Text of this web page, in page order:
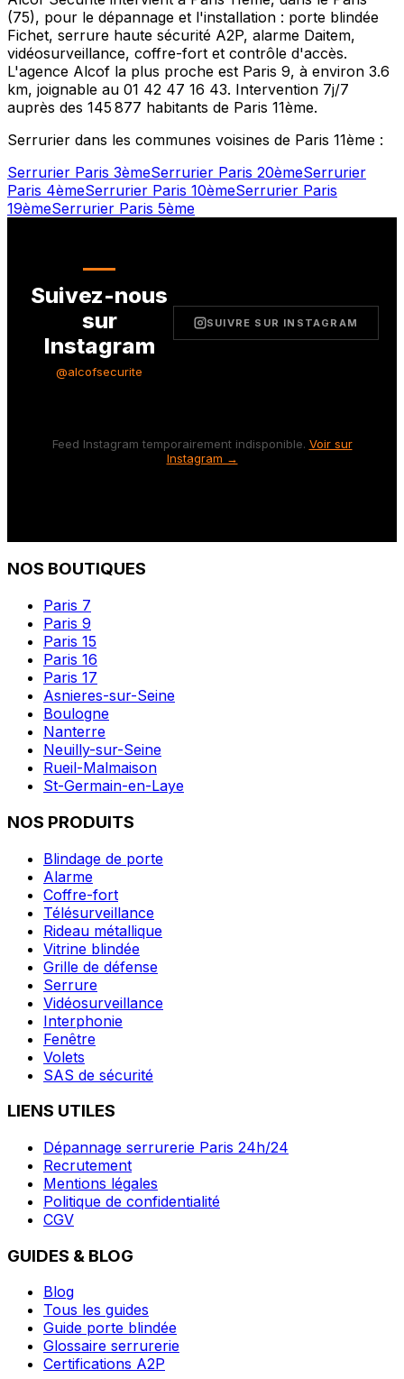
(75), pour le dépannage et l'installation : porte blindée
Fichet, serrure haute sécurité A2P, alarme Daitem,
vidéosurveillance, coffre-fort et contrôle d'accès.
L'agence Alcof la plus proche est Paris 9, à environ 3.6
km, joignable au 01 42 47 16 43. Intervention 7j/7
auprès des 145 877 habitants de Paris 11ème.
Serrurier dans les communes voisines de Paris 11ème :
Serrurier Paris 3èmeSerrurier Paris 20èmeSerrurier
Paris 4èmeSerrurier Paris 10èmeSerrurier Paris
19èmeSerrurier Paris 5ème
Suivez-nous
sur
Instagram
@alcofsecurite
SUIVRE SUR INSTAGRAM
Feed Instagram temporairement indisponible. Voir sur
Instagram →
NOS BOUTIQUES
Paris 7
Paris 9
Paris 15
Paris 16
Paris 17
Asnieres-sur-Seine
Boulogne
Nanterre
Neuilly-sur-Seine
Rueil-Malmaison
St-Germain-en-Laye
NOS PRODUITS
Blindage de porte
Alarme
Coffre-fort
Télésurveillance
Rideau métallique
Vitrine blindée
Grille de défense
Serrure
Vidéosurveillance
Interphonie
Fenêtre
Volets
SAS de sécurité
LIENS UTILES
Dépannage serrurerie Paris 24h/24
Recrutement
Mentions légales
Politique de confidentialité
CGV
GUIDES & BLOG
Blog
Tous les guides
Guide porte blindée
Glossaire serrurerie
Certifications A2P